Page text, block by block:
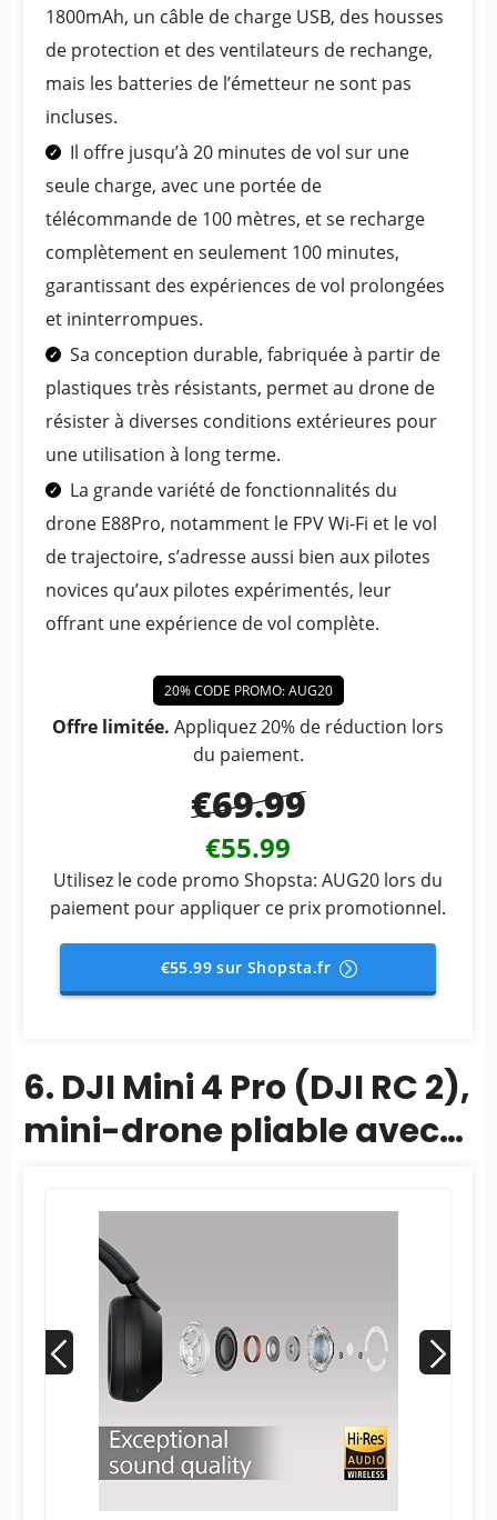
1800mAh, un câble de charge USB, des housses
de protection et des ventilateurs de rechange,
mais les batteries de l’émetteur ne sont pas
incluses.
Il offre jusqu’à 20 minutes de vol sur une
seule charge, avec une portée de
télécommande de 100 mètres, et se recharge
complètement en seulement 100 minutes,
garantissant des expériences de vol prolongées
et ininterrompues.
Sa conception durable, fabriquée à partir de
plastiques très résistants, permet au drone de
résister à diverses conditions extérieures pour
une utilisation à long terme.
La grande variété de fonctionnalités du
drone E88Pro, notamment le FPV Wi-Fi et le vol
de trajectoire, s’adresse aussi bien aux pilotes
novices qu’aux pilotes expérimentés, leur
offrant une expérience de vol complète.
20% CODE PROMO: AUG20
Offre limitée. Appliquez 20% de réduction lors
du paiement.
€69.99
€55.99
Utilisez le code promo Shopsta: AUG20 lors du
paiement pour appliquer ce prix promotionnel.
€55.99 sur Shopsta.fr
6. DJI Mini 4 Pro (DJI RC 2),
mini-drone pliable avec
pour...